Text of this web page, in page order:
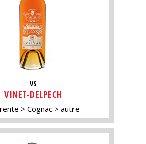
VS
VINET-DELPECH
Cognac autre